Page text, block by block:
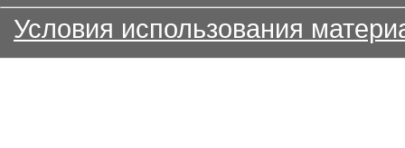
Условия использования